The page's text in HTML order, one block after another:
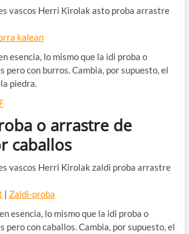
kalean
esencia, lo mismo que la idi proba o
pero con burros. Cambia, por supuesto, el
piedra.
o arrastre de
caballos
| Zaldi-proba
esencia, lo mismo que la idi proba o
pero con caballos. Cambia, por supuesto, el